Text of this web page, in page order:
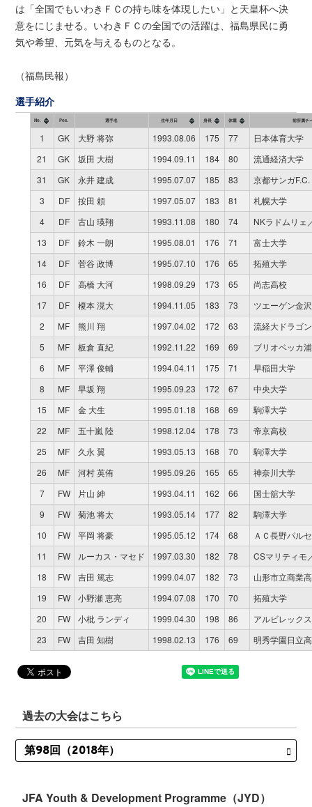
は「全国でもいわきＦＣの持ち味を体現したい」と天皇杯へ決
意をにじませる。いわきＦＣの全国での活躍は、福島県民に勇
気や希望、元気を与えるものとなる。
（福島民報）
選手紹介
No. Pos. 選手名 生年月日 身長 体重 前所属チ
1 GK 大野 将弥 1993.08.06 175 77
日本体育大学
21
GK 坂田 大樹 1994.09.11 184 80
流通経済大学
31
GK 永井 建成 1995.07.07 185 83
京都サンガF.C.
3
DF 按田 頼 1997.05.07 183 81
札幌大学
4
DF 古山 瑛翔 1993.11.08 180 74
NKラドムリェ
13
DF 鈴木 一朗 1995.08.01 176 71
富士大学
14
DF 菅谷 政博 1995.07.10 176 65
拓殖大学
16
DF 高橋 大河 1998.09.29 173 65
尚志高校
17
DF 榎本 滉大 1994.11.05 183 73
ツエーゲン金沢
2
MF 熊川 翔 1997.04.02 172 63
流経大ドラゴ
5
MF 板倉 直紀 1992.11.22 169 69
ブリオベッカ
6
MF 平澤 俊輔 1994.04.11 175 71
早稲田大学
8
MF 早坂 翔 1995.09.23 172 67
中央大学
15
MF 金 大生 1995.01.18 168 69
駒澤大学
22
MF 五十嵐 陸 1998.12.04 178 73
帝京高校
25
MF 久永 翼 1993.05.13 168 70
駒澤大学
26
MF 河村 英侑 1995.09.26 165 65
神奈川大学
7
FW 片山 紳 1993.04.11 162 66
国士舘大学
9
FW 菊池 将太 1993.05.14 177 82
駒澤大学
10
FW 平岡 将豪 1995.05.12 174 68
ＡＣ長野パル
11
FW ルーカス・マセド 1997.03.30 182 78
CSマリティモ
18
FW 吉田 篤志 1999.04.07 182 73
山形市立商業
19
FW 小野瀬 恵亮 1994.07.08 170 70
拓殖大学
20
FW 小枇 ランディ 1999.04.30 198 86
アルビレック
23
FW 吉田 知樹 1998.02.13 176 69 明秀学園日立
過去の大会はこちら
JFA Youth & Development Programme（JYD）